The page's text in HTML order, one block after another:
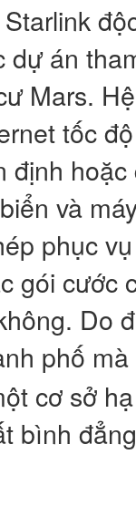
dự án
Mars.
tốc
định
và
phục
gói cước
Do
phố
cơ sở
bình